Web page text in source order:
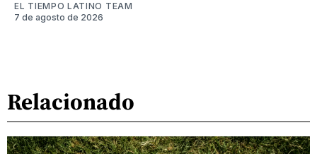
EL TIEMPO LATINO TEAM
7 de agosto de 2026
Relacionado